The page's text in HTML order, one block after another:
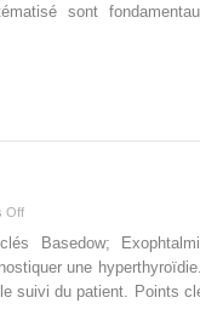
sont
Offon
240
(Item
246).
Basedow;
une
suivi du patient. Points